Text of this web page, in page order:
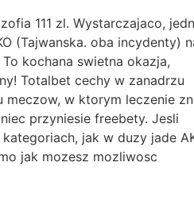
111 zl. Wystarczajaco,
(Tajwanska. oba incydenty)
kochana swietna okazja,
Totalbet cechy w zanadrzu
w ktorym leczenie
przyniesie freebety. Jesli
jak w duzy jade
jak mozesz mozliwosc